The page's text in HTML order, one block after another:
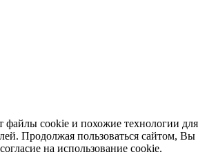
файлы cookie и похожие технологии для
Продолжая пользоваться сайтом, Вы
на использование cookie.